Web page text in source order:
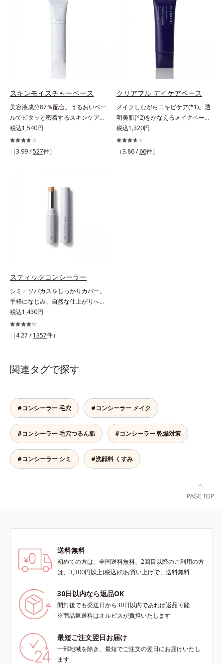
る高機能化粧下地毛穴や小ジワの凹
凸をつるんとなめらかに(*1)。スキ
ンケア発想の化粧下地です。保湿成
し、つるんとしたハリ肌に仕上げま
す。むやみに隠すのではなくふわり
アのW効果で軽やかな美肌を印象づ
けます。紫外線吸収剤フリーなのに
高SPF値、さらにスキンプロテクト
複合成分(*3)が、ブルーライト、紫
外線、大気中の微粒子汚れなどの外
ー複合成分(*4)肌悩みが気になる時
でも、ただ隠すだけでなく、乾きや
拡散効果で乾燥小ジワや毛穴もカバ
ーします。【ラスティング効果】皮
脂選択テカリ防止成分(*5)テカリの
主成分を選択的に吸収し、うるおい
層の範囲内*3 スキンプロテクト※
複合成分配合＝肌を保護し、乾燥を
防ぐ複合成分 ※ ビルベリー葉エ
キス、タベブイアインペチギノサ樹
皮エキス*4 グリセリルグルコシド
（保湿成分）、（ジメチコン／ビニ
レーツコポリマー
なテクスチャーのリキッドコンシー
ラーでのびがよく、凹凸のある目元
や口元、シミやくすみの気になる頬
にもピタッと密着。薄づきなのにカ
くすみに働きかける成分に2種のヒ
アルロン酸を配合した肌にやさしい
処方で、うるおうハリ肌へと整えま
スキンモイスチャーベース
美容液成分87％配合。うるおいベー
ルでピタッと密着するスキンケア発
想のメイク下地。化粧ノリ＆もち
UP！ファンデーションの仕上がり
を格上げする、スキンケア発想の化
の美しさと化粧もちが格段にUP。
ーエキスなどの保湿成分を含む美容
液成分を87％配合。大気汚染物質バ
リア成分(*)もプラスして、乾燥やダ
メージから肌を守ります。くすみが
す。※オルビスのすべてのファンデ
けます。* ホウケイ酸(Ca、Na)、酸
化銀
税込1,540円
（3.99 /527件）
クリアフル デイケアベース
メイクしながらニキビケア(*1)。透
明美肌(*2)をかなえるメイクベー
ス。ニキビがあると、メイクはニキ
ビに良くないのではないかと心配に
なりがち。しかし何も塗らないと、
税込1,320円
（3.86 / 66件）
スティックコンシーラー
シミ・ソバカスをしっかりカバー。
手軽になじみ、自然な仕上がりへ。
スルスルとのびて、肌に溶け込むよ
うになじみ、ピタッと密着。しっか
りとカバーしつつ、透明感を高める
で、ごく自然な仕上がりになりま
す。たった10秒で隠したいシミをサ
税込1,430円
（4.27 / 1357件）
関連タグで探す
#コンシーラー 毛穴 #コンシーラー メイク
#コンシーラー 毛穴つるん肌 #コンシーラー 乾燥対策
#コンシーラー シミ #洗顔料 くすみ
送料無料
初めての方は、全国送料無料、2回目以降のご利用の方
は、3,300円以上(税込)のお買い上げで、送料無料
30日以内なら返品OK
開封後でも発送日から30日以内であれば返品可能
※商品返送料はオルビスが負担いたします
最短ご注文翌日お届け
一部地域を除き、最短でご注文の翌日にお届けいたし
ます